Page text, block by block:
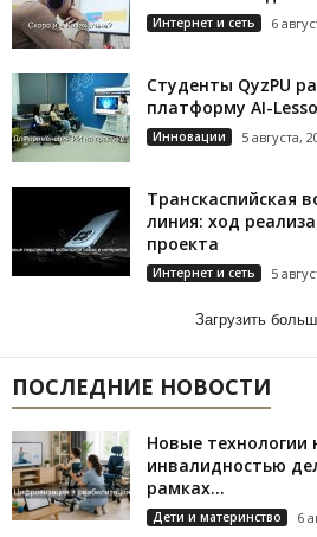
Интернет и сеть 6
Студенты QyzPU
платформу AI-
Инновации 5 августа,
Транскаспийская
линия: ход
проекта
Интернет и сеть 5
Загрузить
ПОСЛЕДНИЕ НОВОСТИ
Новые технологии
инвалидностью
рамках...
Дети и материнство 6